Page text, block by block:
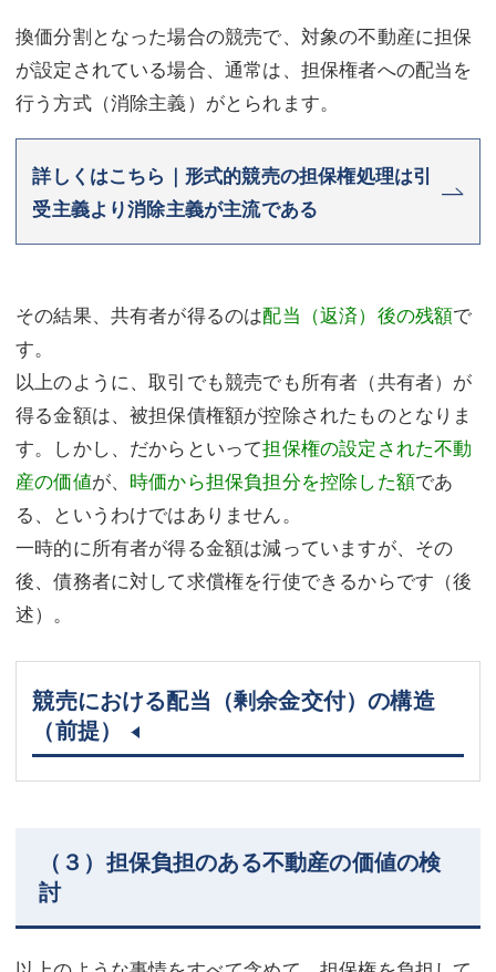
換価分割となった場合の競売で、対象の不動産に担保
が設定されている場合、通常は、担保権者への配当を
行う方式（消除主義）がとられます。
詳しくはこちら｜形式的競売の担保権処理は引
受主義より消除主義が主流である
その結果、共有者が得るのは配当（返済）後の残額で
す。
以上のように、取引でも競売でも所有者（共有者）が
得る金額は、被担保債権額が控除されたものとなりま
す。しかし、だからといって担保権の設定された不動
産の価値が、 時価から担保負担分を控除した額であ
る、というわけではありません。
一時的に所有者が得る金額は減っていますが、その
後、債務者に対して求償権を行使できるからです（後
述）。
競売における配当（剰余金交付）の構造
（前提）
（３）担保負担のある不動産の価値の検
討